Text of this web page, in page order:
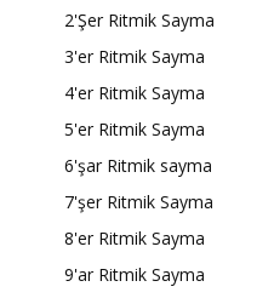
2'Şer Ritmik Sayma
3'er Ritmik Sayma
4'er Ritmik Sayma
5'er Ritmik Sayma
6'şar Ritmik sayma
7'şer Ritmik Sayma
8'er Ritmik Sayma
9'ar Ritmik Sayma